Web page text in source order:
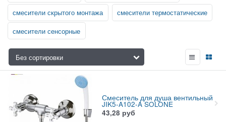
смесители скрытого монтажа
смесители термостатические
смесители сенсорные
Смеситель для душа вентильный
JIK5-A102-A SOLONE
43,28 руб